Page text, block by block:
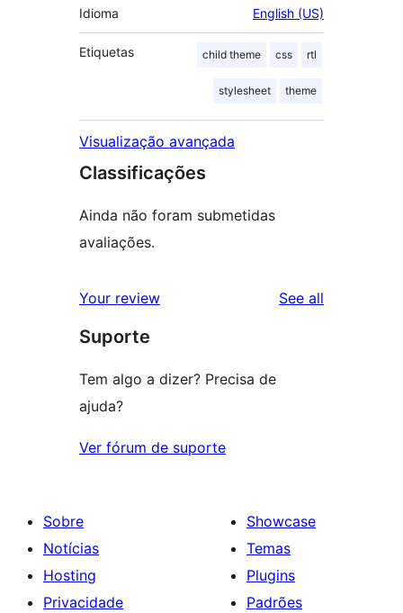
Idioma English (US)
Etiquetas child theme css rtl
stylesheet theme
Visualização avançada
Classificações
Ainda não foram submetidas
avaliações.
Your review See all
Suporte
Tem algo a dizer? Precisa de
ajuda?
Ver fórum de suporte
Sobre
Notícias
Hosting
Privacidade
Showcase
Temas
Plugins
Padrões